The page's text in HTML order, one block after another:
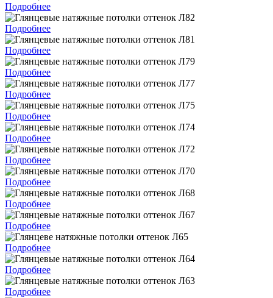
Подробнее
Подробнее
Подробнее
Подробнее
Подробнее
Подробнее
Подробнее
Подробнее
Подробнее
Подробнее
Подробнее
Подробнее
Подробнее
Подробнее